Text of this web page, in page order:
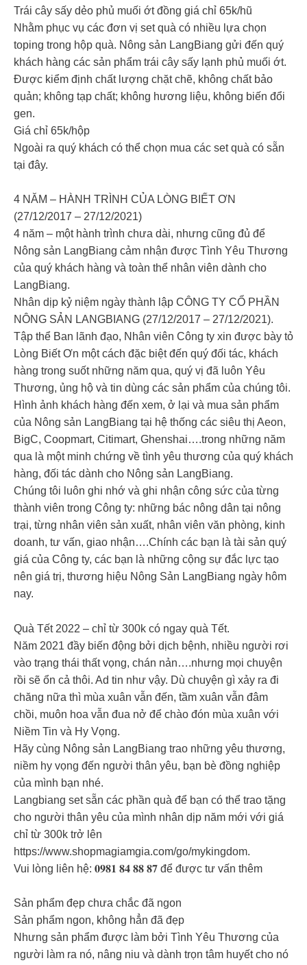
Trái cây sấy dẻo phủ muối ớt đồng giá chỉ 65k/hũ
Nhằm phục vụ các đơn vị set quà có nhiều lựa chọn
toping trong hộp quà. Nông sản LangBiang gửi đến quý
khách hàng các sản phẩm trái cây sấy lạnh phủ muối ớt.
Được kiểm định chất lượng chặt chẽ, không chất bảo
quản; không tạp chất; không hương liệu, không biến đổi
gen.
Giá chỉ 65k/hộp
Ngoài ra quý khách có thể chọn mua các set quà có sẵn
tại đây.
4 NĂM – HÀNH TRÌNH CỦA LÒNG BIẾT ƠN
(27/12/2017 – 27/12/2021)
4 năm – một hành trình chưa dài, nhưng cũng đủ để
Nông sản LangBiang cảm nhận được Tình Yêu Thương
của quý khách hàng và toàn thể nhân viên dành cho
LangBiang.
Nhân dịp kỷ niệm ngày thành lập CÔNG TY CỔ PHẦN
NÔNG SẢN LANGBIANG (27/12/2017 – 27/12/2021).
Tập thể Ban lãnh đạo, Nhân viên Công ty xin được bày tỏ
Lòng Biết Ơn một cách đặc biệt đến quý đối tác, khách
hàng trong suốt những năm qua, quý vị đã luôn Yêu
Thương, ủng hộ và tin dùng các sản phẩm của chúng tôi.
Hình ảnh khách hàng đến xem, ở lại và mua sản phẩm
của Nông sản LangBiang tại hệ thống các siêu thị Aeon,
BigC, Coopmart, Citimart, Ghenshai….trong những năm
qua là một minh chứng về tình yêu thương của quý khách
hàng, đối tác dành cho Nông sản LangBiang.
Chúng tôi luôn ghi nhớ và ghi nhận công sức của từng
thành viên trong Công ty: những bác nông dân tại nông
trại, từng nhân viên sản xuất, nhân viên văn phòng, kinh
doanh, tư vấn, giao nhận….Chính các bạn là tài sản quý
giá của Công ty, các bạn là những cộng sự đắc lực tạo
nên giá trị, thương hiệu Nông Sản LangBiang ngày hôm
nay.
Quà Tết 2022 – chỉ từ 300k có ngay quà Tết.
Năm 2021 đầy biến động bởi dịch bệnh, nhiều người rơi
vào trạng thái thất vọng, chán nản….nhưng mọi chuyện
rồi sẽ ổn cả thôi. Ad tin như vậy. Dù chuyện gì xảy ra đi
chăng nữa thì mùa xuân vẫn đến, tầm xuân vẫn đâm
chồi, muôn hoa vẫn đua nở để chào đón mùa xuân với
Niềm Tin và Hy Vọng.
Hãy cùng Nông sản LangBiang trao những yêu thương,
niềm hy vọng đến người thân yêu, bạn bè đồng nghiệp
của mình bạn nhé.
Langbiang set sẵn các phần quà để bạn có thể trao tặng
cho người thân yêu của mình nhân dịp năm mới với giá
chỉ từ 300k trở lên
https://www.shopmagiamgia.com/go/mykingdom.
Vui lòng liên hệ: 𝟎𝟗𝟖𝟏 𝟖𝟒 𝟖𝟖 𝟖𝟕 để được tư vấn thêm
Sản phẩm đẹp chưa chắc đã ngon
Sản phẩm ngon, không hẳn đã đẹp
Nhưng sản phẩm được làm bởi Tình Yêu Thương của
người làm ra nó, nâng niu và dành trọn tâm huyết cho nó